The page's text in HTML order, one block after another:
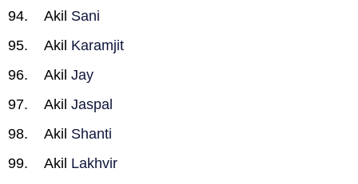
Akil Sani
Akil Karamjit
Akil Jay
Akil Jaspal
Akil Shanti
Akil Lakhvir